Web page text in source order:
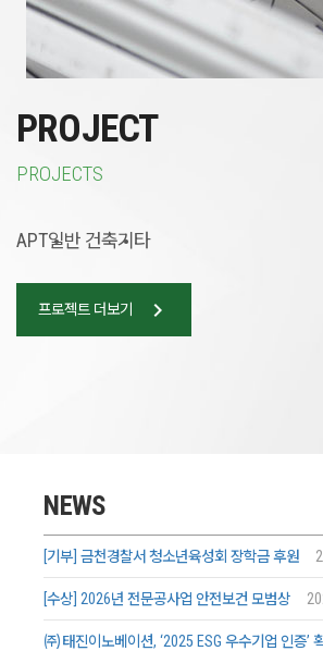
PROJECT
PROJECTS
APT일반 건축기타
프로젝트 더보기 chevron_right
NEWS
[기부] 금천경찰서 청소년육성회 장학금 후원
[수상] 2026년 전문공사업 안전보건 모범상
㈜태진이노베이션, ‘2025 ESG 우수기업 인증’